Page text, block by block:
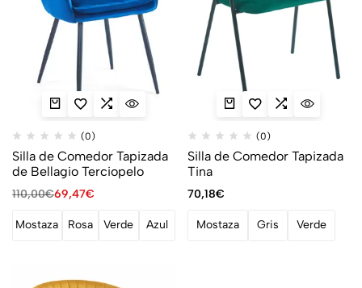
(0)
Silla de Comedor Tapizada
de Bellagio Terciopelo
110,00€69,47€
Mostaza Rosa Verde Azul
(0)
Silla de Comedor Tapizada
Tina
70,18€
Mostaza Gris Verde